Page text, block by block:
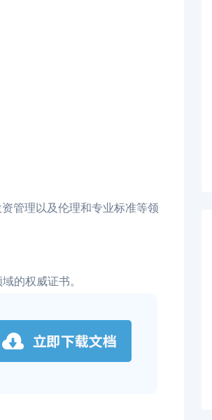
管理以及伦理和专业标准等领
的权威证书。